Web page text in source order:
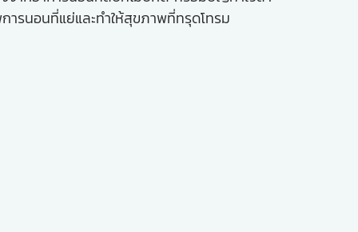
นอนที่แย่และทำให้สุขภาพที่ทรุดโทรม